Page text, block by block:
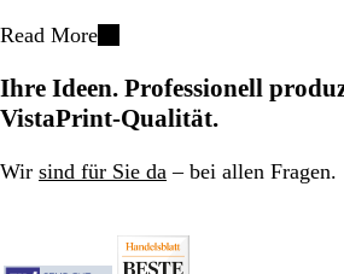
Read More
Ihre Ideen. Professionell
VistaPrint-Qualität.
Wir sind für Sie da – bei allen Fragen.